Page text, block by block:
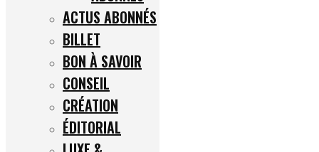
ACTUS ABONNÉS
BILLET
BON À SAVOIR
CONSEIL
CRÉATION
ÉDITORIAL